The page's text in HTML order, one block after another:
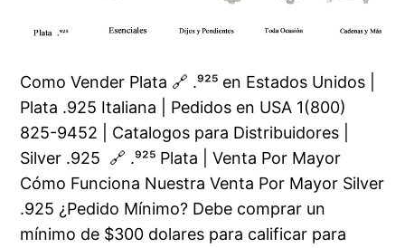
Como Vender Plata 🔗 .⁹²⁵ en Estados Unidos |
Plata .925 Italiana | Pedidos en USA 1(800)
825-9452 | Catalogos para Distribuidores |
Silver .925 🔗 .⁹²⁵ Plata | Venta Por Mayor
Cómo Funciona Nuestra Venta Por Mayor Silver
.925 ¿Pedido Mínimo? Debe comprar un
mínimo de $300 dolares para calificar para